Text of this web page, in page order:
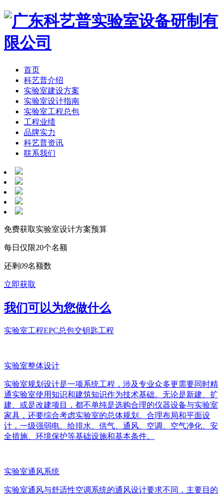
首页
科艺普介绍
实验室建设方案
实验室设计指南
实验室工程总包
工程业绩
品牌实力
科艺普资讯
联系我们
免费获取实验室设计方案预算
每日仅限20个名额
还剩09名额数
立即获取
我们可以为您做什么
实验室工程EPC总包交钥匙工程
实验室整体设计
实验室规划设计是一项系统工程，涉及专业众多更需要同时精
通实验室使用知识和建筑知识作为技术基础。无论是新建、扩
建、或是改建项目，都不单纯是选购合理的仪器设备与实验室
家具，还要综合考虑实验室的总体规划、合理布局和平面设
计，一级强弱电、给排水、供气、通风、空调、空气净化、安
全措施、环境保护等基础设施和基本条件。
实验室通风系统
实验室通风与舒适性空调系统的通风设计要求不同，主要目的